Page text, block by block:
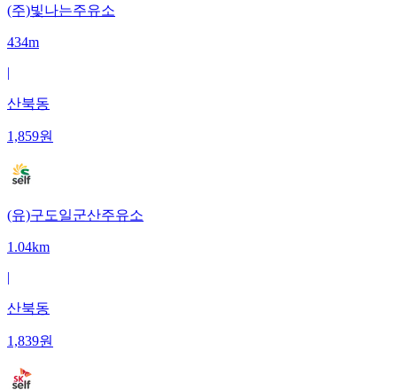
(주)빛나는주유소
434m
|
산북동
1,859원
(유)구도일군산주유소
1.04km
|
산북동
1,839원